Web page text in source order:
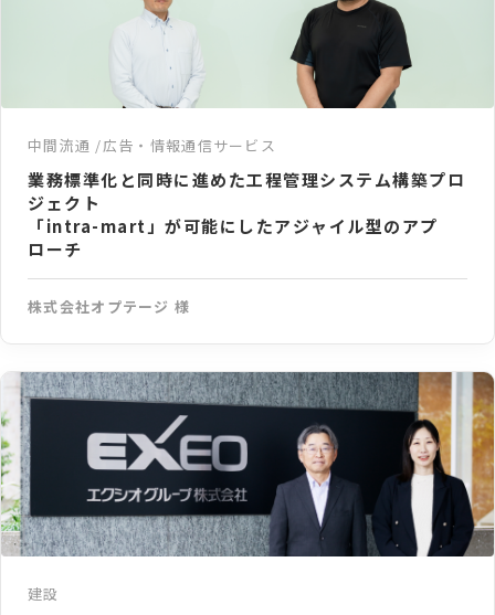
中間流通 広告・情報通信サービス
業務標準化と同時に進めた工程管理システム構築プロ
ジェクト
「intra-mart」が可能にしたアジャイル型のアプ
ローチ
株式会社オプテージ 様
建設